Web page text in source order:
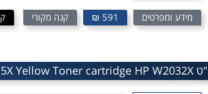
מידע ומפרטים 591 ₪ קנה מקורי